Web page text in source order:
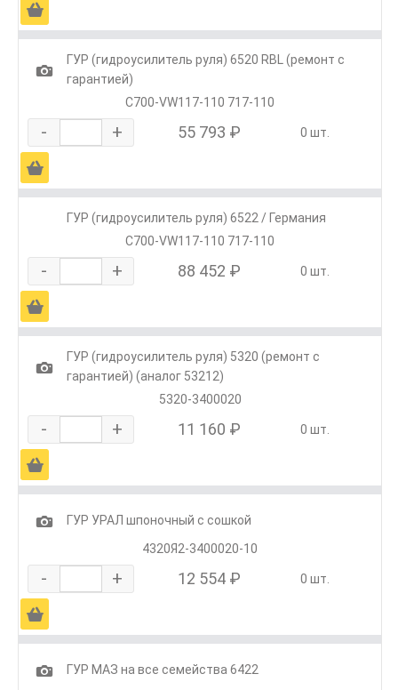
Ä
1
ГУР (гидроусилитель руля) 6520 RBL (ремонт с
гарантией)
C700-VW117-110 717-110
- + 55 793 ₽ 0 шт.
Ä
ГУР (гидроусилитель руля) 6522 / Германия
С700-VW117-110 717-110
- + 88 452 ₽ 0 шт.
Ä
1
ГУР (гидроусилитель руля) 5320 (ремонт с
гарантией) (аналог 53212)
5320-3400020
- + 11 160 ₽ 0 шт.
Ä
1
ГУР УРАЛ шпоночный с сошкой
4320Я2-3400020-10
- + 12 554 ₽ 0 шт.
Ä
1
ГУР МАЗ на все семейства 6422